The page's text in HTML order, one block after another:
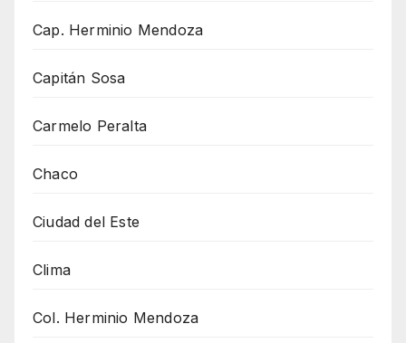
Cap. Herminio Mendoza
Capitán Sosa
Carmelo Peralta
Chaco
Ciudad del Este
Clima
Col. Herminio Mendoza